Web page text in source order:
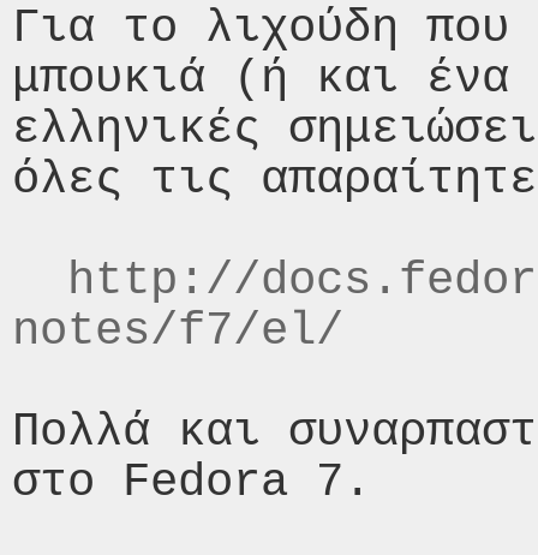
Για το λιχούδη
μπουκιά (ή και ένα
ελληνικές
όλες τις
http://
notes/f7/el/
Πολλά και
στο Fedora 7.